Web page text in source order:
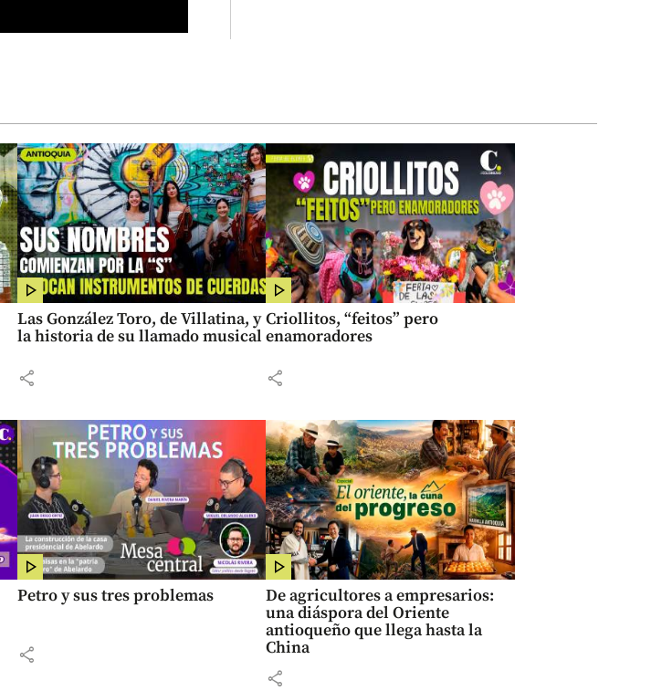
Las González Toro, de Villatina, y
la historia de su llamado musical
share
Criollitos, “feitos” pero
enamoradores
share
Petro y sus tres problemas
share
De agricultores a empresarios:
una diáspora del Oriente
antioqueño que llega hasta la
China
share